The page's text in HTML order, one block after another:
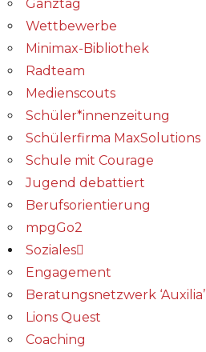
Ganztag
Wettbewerbe
Minimax-Bibliothek​
Radteam
Medienscouts
Schüler*innenzeitung
Schülerfirma MaxSolutions
Schule mit Courage
Jugend debattiert
Berufsorientierung
mpgGo2
Soziales
Engagement
Beratungsnetzwerk ‘Auxilia’
Lions Quest
Coaching